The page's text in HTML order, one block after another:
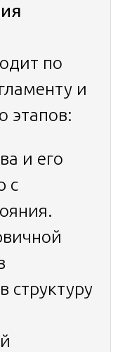
по
и
этапов:
и его
с
структуру